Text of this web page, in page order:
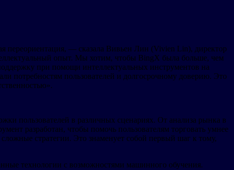
переориентация, — сказала Вивьен Лин (Vivien Lin), директор
опыт. Мы хотим, чтобы BingX была больше, чем
при помощи интеллектуальных инструментов на
потребностям пользователей и долгосрочному доверию. Это
пользователей в различных сценариях. От анализа рынка в
разработан, чтобы помочь пользователям торговать умнее
стратегии. Это знаменует собой первый шаг к тому,
технологии с возможностями машинного обучения.